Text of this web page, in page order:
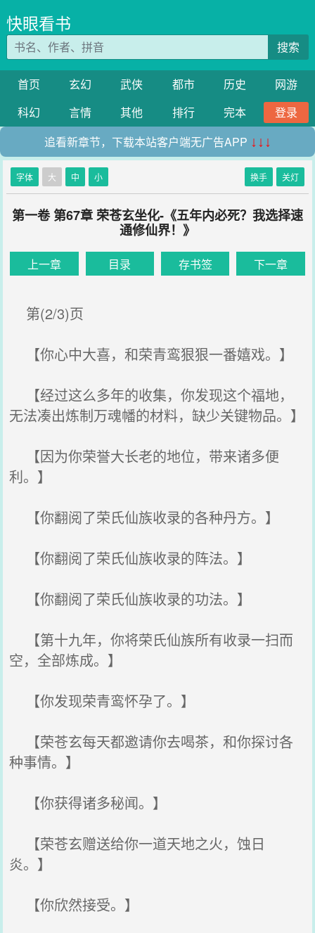
快眼看书
搜索
首页 玄幻 武侠 都市 历史
网游
科幻
言情 其他 排行 完本
登录
追看新章节，下载本站客户端无广告APP ↓↓↓
字体 大 中 小 换手 关灯
第一卷 第67章 荣苍玄坐化-《五年内必死？我选择速
通修仙界！》
上一章 目录 存书签 下一章
第(2/3)页
【你心中大喜，和荣青鸾狠狠一番嬉戏。】
【经过这么多年的收集，你发现这个福地，
无法凑出炼制万魂幡的材料，缺少关键物品。】
【因为你荣誉大长老的地位，带来诸多便
利。】
【你翻阅了荣氏仙族收录的各种丹方。】
【你翻阅了荣氏仙族收录的阵法。】
【你翻阅了荣氏仙族收录的功法。】
【第十九年，你将荣氏仙族所有收录一扫而
空，全部炼成。】
【你发现荣青鸾怀孕了。】
【荣苍玄每天都邀请你去喝茶，和你探讨各
种事情。】
【你获得诸多秘闻。】
【荣苍玄赠送给你一道天地之火，蚀日
炎。】
【你欣然接受。】